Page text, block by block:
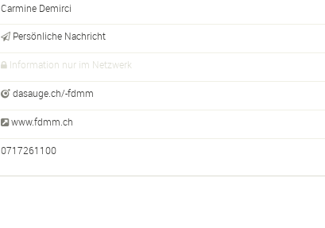
Carmine Demirci
Persönliche Nachricht
Information nur im Netzwerk
dasauge.ch/-fdmm
www.fdmm.ch
0717261100